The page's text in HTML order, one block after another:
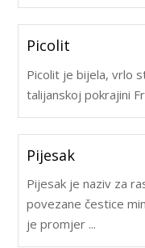
Picolit
Picolit je bijela, vrlo
talijanskoj pokrajini
Pijesak
Pijesak je naziv za
povezane čestice
je promjer ...